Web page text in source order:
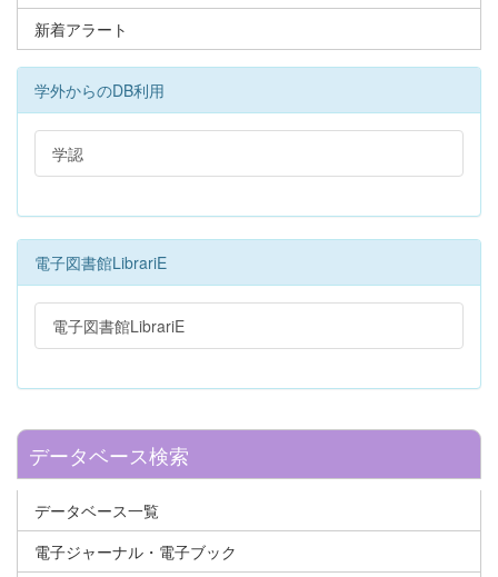
新着アラート
学外からのDB利用
学認
電子図書館LibrariE
電子図書館LibrariE
データベース検索
データベース一覧
電子ジャーナル・電子ブック